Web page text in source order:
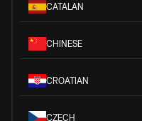
CATALAN
CHINESE
CROATIAN
CZECH